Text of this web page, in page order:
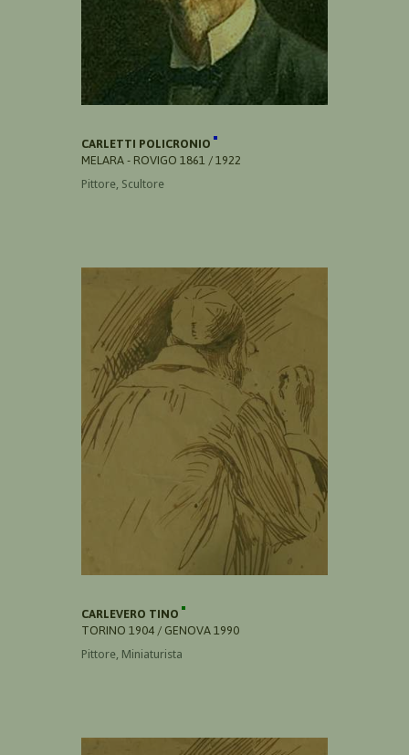
CARLETTI POLICRONIO
MELARA - ROVIGO 1861 / 1922
Pittore, Scultore
CARLEVERO TINO
TORINO 1904 / GENOVA 1990
Pittore, Miniaturista